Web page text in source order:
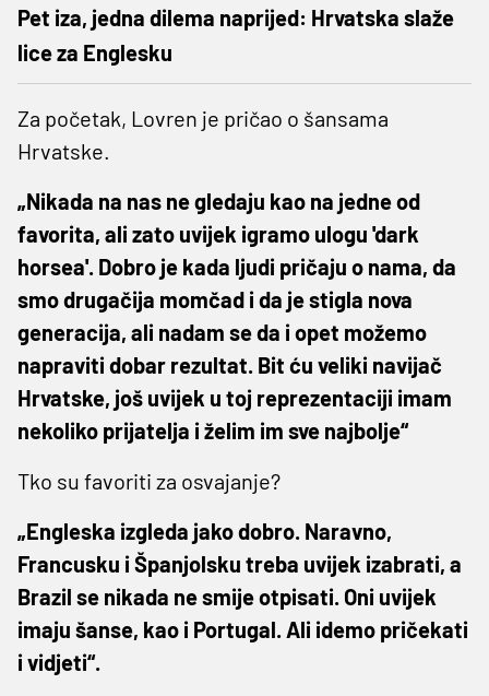
Pet iza, jedna dilema naprijed: Hrvatska slaže
lice za Englesku
Za početak, Lovren je pričao o šansama
Hrvatske.
„Nikada na nas ne gledaju kao na jedne od
favorita, ali zato uvijek igramo ulogu 'dark
horsea'. Dobro je kada ljudi pričaju o nama, da
smo drugačija momčad i da je stigla nova
generacija, ali nadam se da i opet možemo
napraviti dobar rezultat. Bit ću veliki navijač
Hrvatske, još uvijek u toj reprezentaciji imam
nekoliko prijatelja i želim im sve najbolje“
Tko su favoriti za osvajanje?
„Engleska izgleda jako dobro. Naravno,
Francusku i Španjolsku treba uvijek izabrati, a
Brazil se nikada ne smije otpisati. Oni uvijek
imaju šanse, kao i Portugal. Ali idemo pričekati
i vidjeti“.